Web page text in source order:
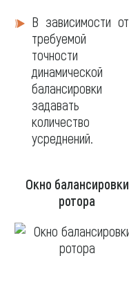
В зависимости от
требуемой
точности
динамической
балансировки
задавать
количество
усреднений.
Окно балансировки
ротора